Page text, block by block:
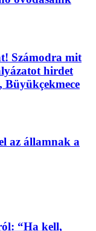
Számodra mit
hirdet
Büyükçekmece
az államnak a
“Ha kell,